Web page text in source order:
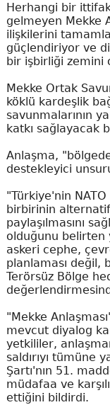
Herhangi bir
gelmeyen Mekke
ilişkilerini
güçlendiriyor ve
bir işbirliği zemini
Mekke Ortak
köklü kardeşlik
savunmalarının
katkı sağlayacak
Anlaşma,
destekleyici
"Türkiye'nin NATO
birbirinin
paylaşılmasını
olduğunu belirten
askeri cephe,
planlaması değil,
Terörsüz Bölge
"Mekke
mevcut diyalog
yetkililer,
saldırıyı tümüne
Şartı'nın 51.
müdafaa ve
ettiğini bildirdi.